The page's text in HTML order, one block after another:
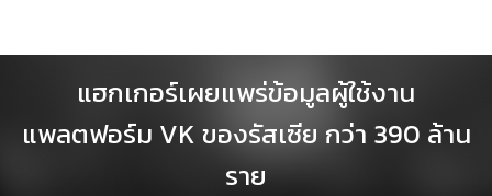
แฮกเกอร์เผยแพร่ข้อมูลผู้ใช้งาน
แพลตฟอร์ม VK ของรัสเซีย กว่า 390 ล้าน
ราย